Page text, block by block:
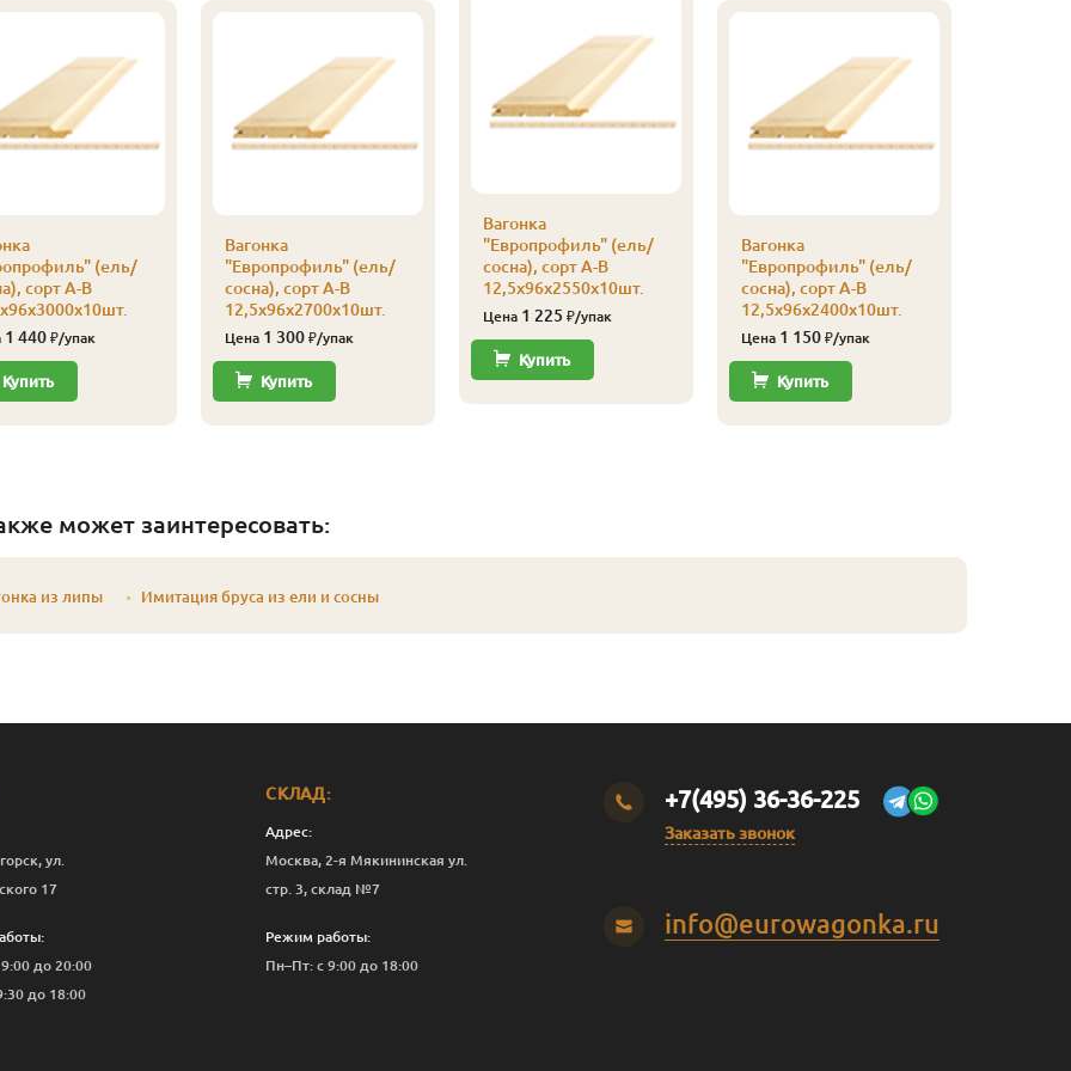
(ель/
сорт А-В
1 440₽/упак
Купить
Вагонка
"Европрофиль" (ель/
сосна), сорт А-В
12,5х96х2700х10шт.
Цена 1 300₽/упак
Купить
Вагонка
"Европрофиль" (ель/
сосна), сорт А-В
12,5х96х2550х10шт.
Цена 1 225 ₽/упак
Купить
Вагонка
"Европрофиль" (ель/
сосна), сорт А-В
12,5х96х2400х10шт.
Цена 1 150₽/упак
Купить
может заинтересовать:
из липы Имитация бруса из ели и сосны
ул.
17
до 20:00
до 18:00
СКЛАД:
Адрес:
Москва, 2-я Мякининская ул.
стр. 3, склад №7
Режим работы:
Пн–Пт: с 9:00 до 18:00
+7(495) 36-36-225
Заказать звонок
info@eurowagonka.ru